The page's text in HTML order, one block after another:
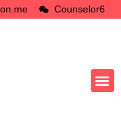
Counselor6